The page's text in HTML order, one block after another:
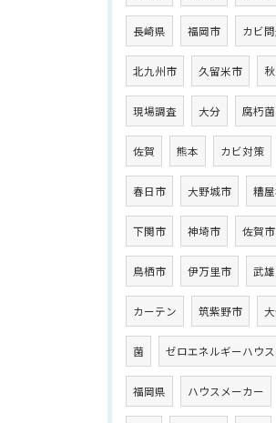
長崎県 福岡市 カビ
北九州市 久留米市
現場調査 大分 腐朽菌
佐賀 熊本 カビ対策
春日市 大野城市 糟
下関市 神埼市 佐賀市
鳥栖市 伊万里市 武
カーテン 筑紫野市
菌 ゼロエネルギーハウス
福岡県 ハウスメーカー